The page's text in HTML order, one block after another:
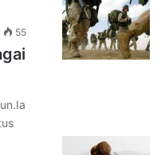
55